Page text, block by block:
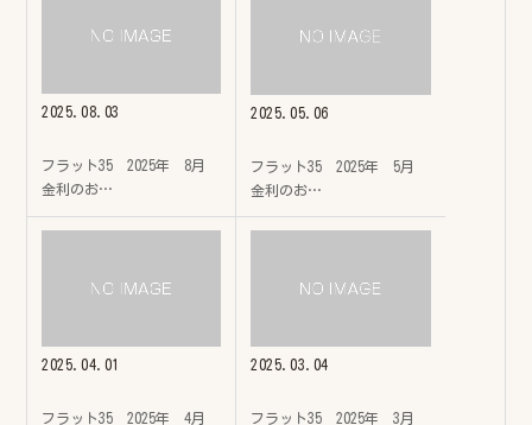
2025.08.03
フラット35 2025年 8月
金利のお…
2025.05.06
フラット35 2025年 5月
金利のお…
2025.04.01
フラット35 2025年 4月
2025.03.04
フラット35 2025年 3月